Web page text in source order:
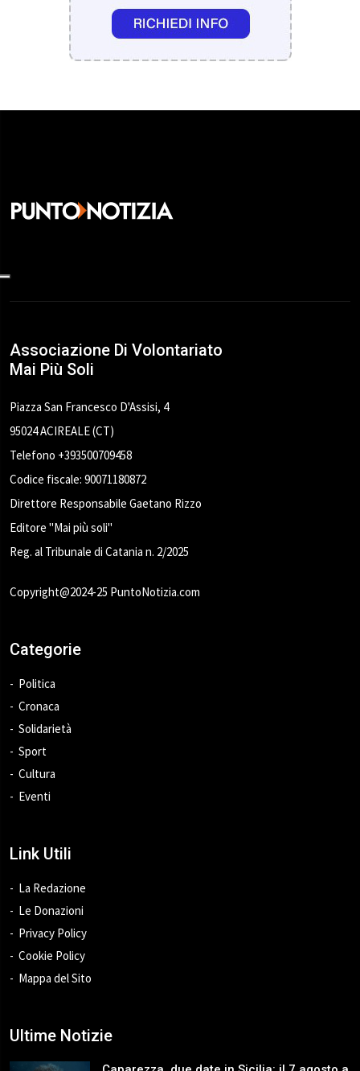
Associazione Di Volontariato
Mai Più Soli
Piazza San Francesco D'Assisi, 4
95024 ACIREALE (CT)
Telefono +393500709458
Codice fiscale: 90071180872
Direttore Responsabile Gaetano Rizzo
Editore "Mai più soli"
Reg. al Tribunale di Catania n. 2/2025
Copyright@2024-25 PuntoNotizia.com
Categorie
Politica
Cronaca
Solidarietà
Sport
Cultura
Eventi
Link Utili
La Redazione
Le Donazioni
Privacy Policy
Cookie Policy
Mappa del Sito
Ultime Notizie